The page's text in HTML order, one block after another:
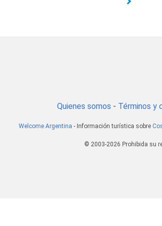
Quienes somos - Términos y
Welcome Argentina - Información turística sobre
© 2003-2026 Prohibida su